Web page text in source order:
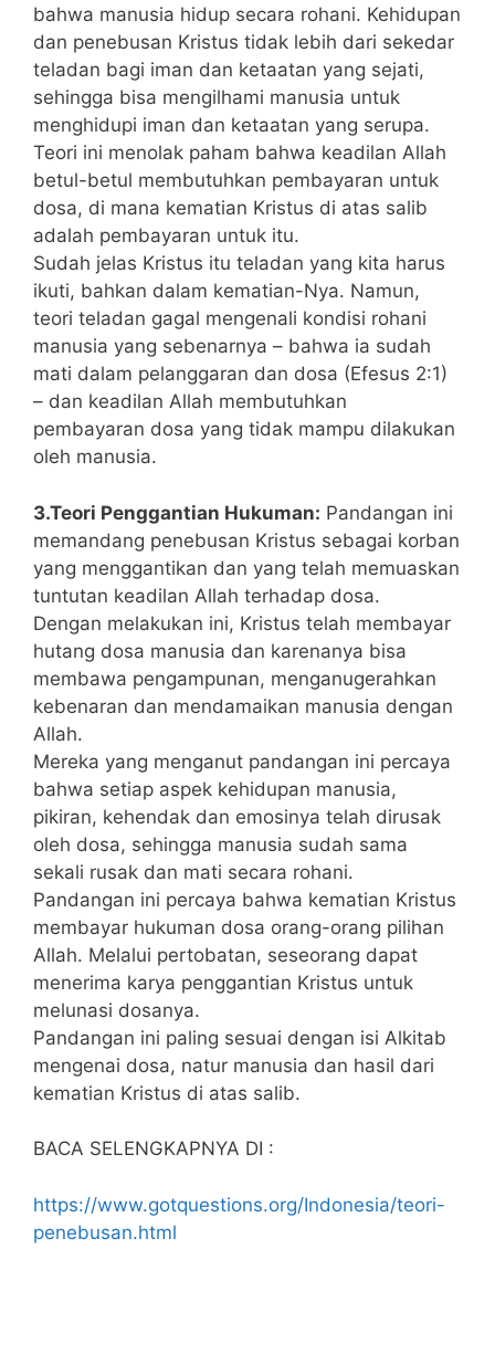
bahwa manusia hidup secara rohani. Kehidupan
dan penebusan Kristus tidak lebih dari sekedar
teladan bagi iman dan ketaatan yang sejati,
sehingga bisa mengilhami manusia untuk
menghidupi iman dan ketaatan yang serupa.
Teori ini menolak paham bahwa keadilan Allah
betul-betul membutuhkan pembayaran untuk
dosa, di mana kematian Kristus di atas salib
adalah pembayaran untuk itu.
Sudah jelas Kristus itu teladan yang kita harus
ikuti, bahkan dalam kematian-Nya. Namun,
teori teladan gagal mengenali kondisi rohani
manusia yang sebenarnya – bahwa ia sudah
mati dalam pelanggaran dan dosa (Efesus 2:1)
– dan keadilan Allah membutuhkan
pembayaran dosa yang tidak mampu dilakukan
oleh manusia.
3.Teori Penggantian Hukuman: Pandangan ini
memandang penebusan Kristus sebagai korban
yang menggantikan dan yang telah memuaskan
tuntutan keadilan Allah terhadap dosa.
Dengan melakukan ini, Kristus telah membayar
hutang dosa manusia dan karenanya bisa
membawa pengampunan, menganugerahkan
kebenaran dan mendamaikan manusia dengan
Allah.
Mereka yang menganut pandangan ini percaya
bahwa setiap aspek kehidupan manusia,
pikiran, kehendak dan emosinya telah dirusak
oleh dosa, sehingga manusia sudah sama
sekali rusak dan mati secara rohani.
Pandangan ini percaya bahwa kematian Kristus
membayar hukuman dosa orang-orang pilihan
Allah. Melalui pertobatan, seseorang dapat
menerima karya penggantian Kristus untuk
melunasi dosanya.
Pandangan ini paling sesuai dengan isi Alkitab
mengenai dosa, natur manusia dan hasil dari
kematian Kristus di atas salib.
BACA SELENGKAPNYA DI :
https://www.gotquestions.org/Indonesia/teori-
penebusan.html